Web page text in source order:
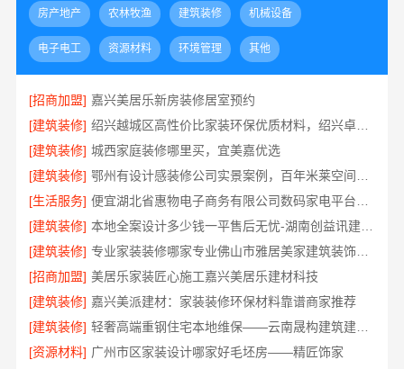
房产地产 农林牧渔 建筑装修 机械设备
电子电工 资源材料 环境管理 其他
[招商加盟] 嘉兴美居乐新房装修居室预约
[建筑装修]
绍兴越城区高性价比家装环保优质材料，绍兴卓鑫装饰材料有限公司品质之选
[建筑装修] 城西家庭装修哪里买，宜美嘉优选
[建筑装修]
[生活服务]
[建筑装修]
本地全案设计多少钱一平售后无忧-湖南创益讯建筑有限公司
[建筑装修]
专业家装装修哪家专业佛山市雅居美家建筑装饰工程有限公司
[招商加盟] 美居乐家装匠心施工嘉兴美居乐建材科技
[建筑装修] 嘉兴美派建材：家装装修环保材料靠谱商家推荐
[建筑装修]
轻奢高端重钢住宅本地维保——云南晟构建筑建材有限公司
[资源材料] 广州市区家装设计哪家好毛坯房——精匠饰家